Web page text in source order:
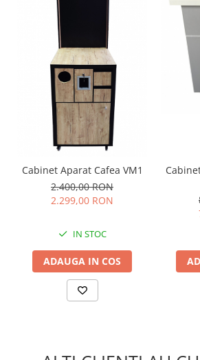
Cabinet Aparat Cafea VM1
2.400,00 RON
2.299,00 RON
IN STOC
ADAUGA IN COS